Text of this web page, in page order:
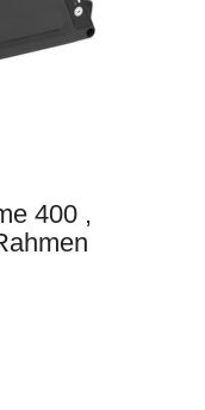
400 ,